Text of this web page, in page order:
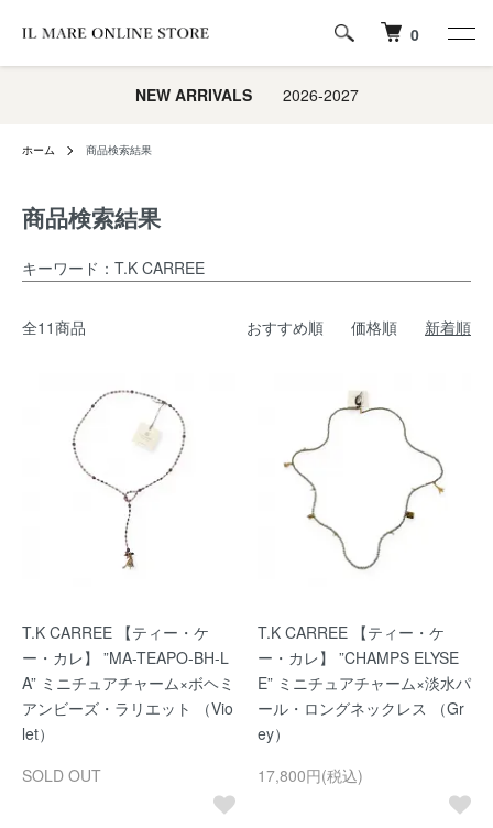
0
NEW ARRIVALS2026-2027
ホーム 商品検索結果
商品検索結果
キーワード：T.K CARREE
全11商品 おすすめ順 価格順 新着順
T.K CARREE 【ティー・ケ
ー・カレ】 ”MA-TEAPO-BH-L
A” ミニチュアチャーム×ボヘミ
アンビーズ・ラリエット （Vio
let）
SOLD OUT
T.K CARREE 【ティー・ケ
ー・カレ】 ”CHAMPS ELYSE
E” ミニチュアチャーム×淡水パ
ール・ロングネックレス （Gr
ey）
17,800円(税込)